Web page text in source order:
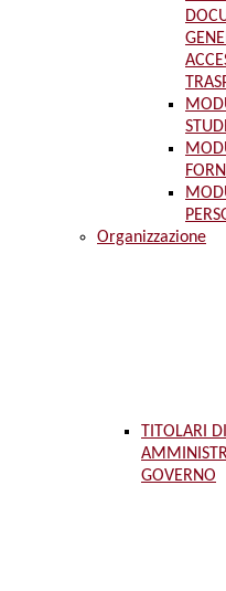
Organizzazione
TITOLARI
GOVERNO